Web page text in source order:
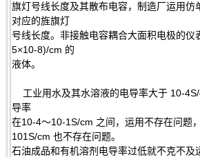
旗灯号线长度及其散布电容，制造厂运用仿
对应的旌旗灯
号线长度。非接触电容耦合大面积电极的仪
5×10-8)/cm 的
液体。
工业用水及其水溶液的电导率大于 10-
导率
在10-4～10-1S/cm 之间，运用不存在问题
101S/cm 也不存在问题。
石油成品和有机溶剂电导率过低就不克不及